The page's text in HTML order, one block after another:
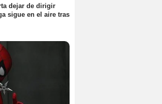
dejar de dirigir
sigue en el aire tras